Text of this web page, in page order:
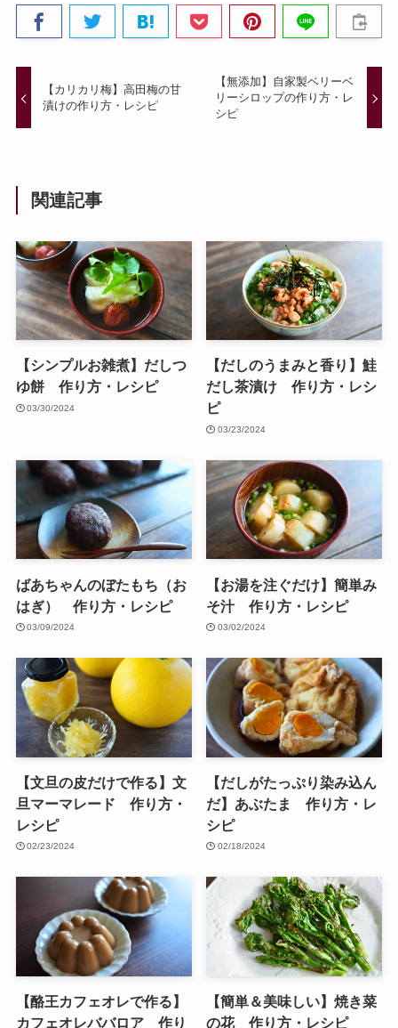
【カリカリ梅】高田梅の甘
漬けの作り方・レシピ
【無添加】自家製ベリーベ
リーシロップの作り方・レ
シピ
関連記事
【シンプルお雑煮】だしつ
ゆ餅 作り方・レシピ
03/30/2024
【だしのうまみと香り】鮭
だし茶漬け 作り方・レシ
ピ
03/23/2024
ばあちゃんのぼたもち（お
はぎ） 作り方・レシピ
03/09/2024
【お湯を注ぐだけ】簡単み
そ汁 作り方・レシピ
03/02/2024
【文旦の皮だけで作る】文
旦マーマレード 作り方・
レシピ
02/23/2024
【だしがたっぷり染み込ん
だ】あぶたま 作り方・レ
シピ
02/18/2024
【酪王カフェオレで作る】
カフェオレババロア 作り
【簡単＆美味しい】焼き菜
の花 作り方・レシピ